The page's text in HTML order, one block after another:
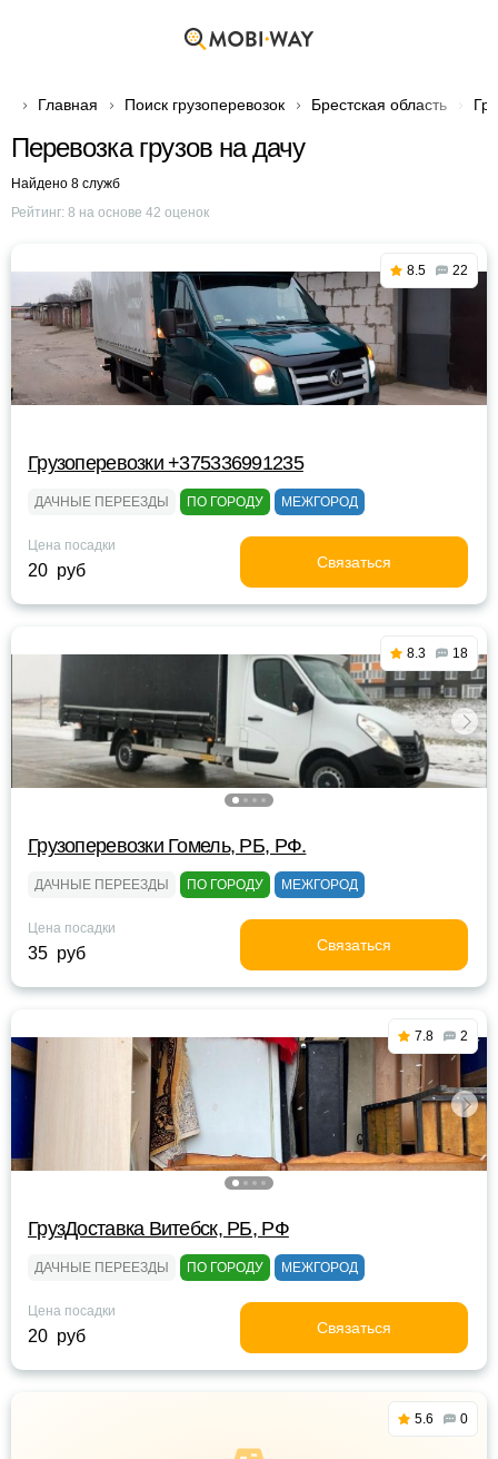
Главная Поиск грузоперевозок Брестская область
Перевозка грузов на дачу
Найдено 8 служб
Рейтинг: 8 на основе 42 оценок
8.5 22
Грузоперевозки +375336991235
ДАЧНЫЕ ПЕРЕЕЗДЫ ПО ГОРОДУ МЕЖГОРОД
Цена посадки
20 руб Связаться
8.3 18
Грузоперевозки Гомель, РБ, РФ.
ДАЧНЫЕ ПЕРЕЕЗДЫ ПО ГОРОДУ МЕЖГОРОД
Цена посадки
35 руб Связаться
7.8 2
ГрузДоставка Витебск, РБ, РФ
ДАЧНЫЕ ПЕРЕЕЗДЫ ПО ГОРОДУ МЕЖГОРОД
Цена посадки
20 руб Связаться
5.6 0